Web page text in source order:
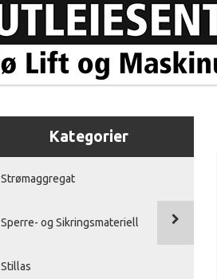
Kategorier
Strømaggregat
Sperre- og Sikringsmateriell
Stillas